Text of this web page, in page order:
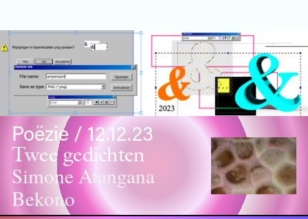
Poëzie / 12.12.23
Twee gedichten
Simone Atangana
Bekono